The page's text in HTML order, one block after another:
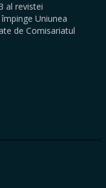
al revistei
Uniunea
de Comisariatul